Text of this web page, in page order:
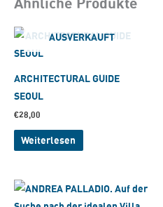
AUSVERKAUFT
ARCHITECTURAL GUIDE
SEOUL
€28,00
Weiterlesen